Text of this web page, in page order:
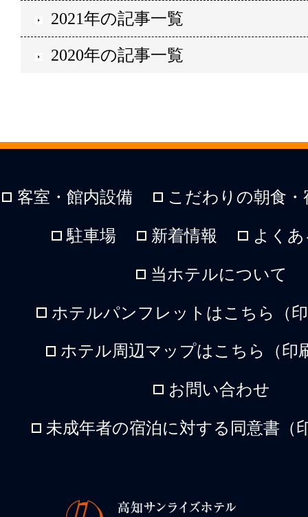
2021年の記事一覧
2020年の記事一覧
客室・館内設備 こだわりの朝食
駐車場 新着情報 よく
当ホテルについて
ホテルパンフレットはこちら（
ホテル周辺マップはこちら（印
お問い合わせ
未成年者の宿泊に対する同意書（